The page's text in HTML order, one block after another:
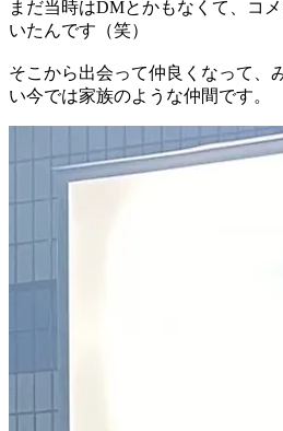
まだ当時はDMとかもなくて、コ
いたんです（笑）
そこから出会って仲良くなって、
い今では家族のような仲間です。